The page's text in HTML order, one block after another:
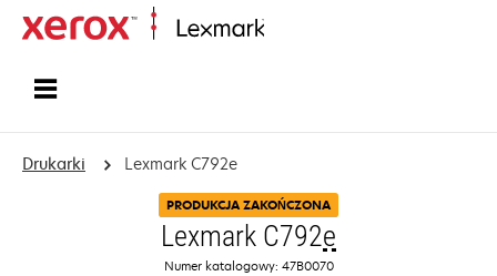
Drukarki Lexmark C792e
PRODUKCJA ZAKOŃCZONA
Lexmark C792e
Numer katalogowy: 47B0070